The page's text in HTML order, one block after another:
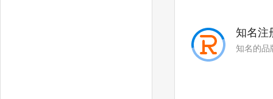
知名注
知名的品